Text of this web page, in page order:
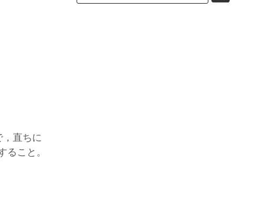
直ちに
ること。